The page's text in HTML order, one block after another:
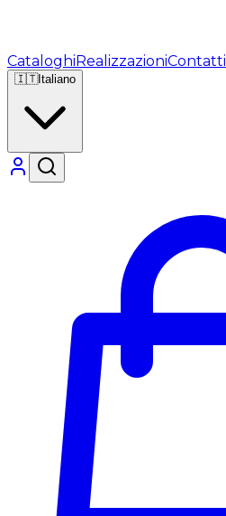
CataloghiRealizzazioniContatti
🇮🇹Italiano